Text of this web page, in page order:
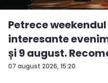
07 august 2026, 15:20
Petrece
interesante
și 9 august.